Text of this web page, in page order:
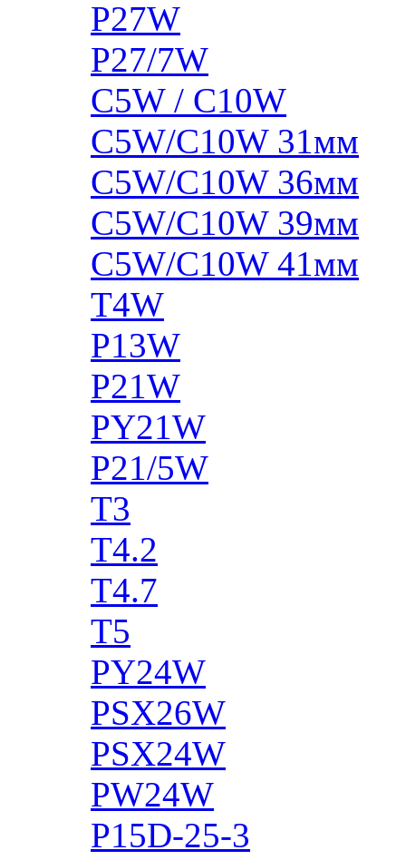
P27W
P27/7W
C5W / C10W
C5W/C10W 31мм
C5W/C10W 36мм
C5W/C10W 39мм
C5W/C10W 41мм
T4W
P13W
P21W
PY21W
P21/5W
T3
T4.2
T4.7
T5
PY24W
PSX26W
PSX24W
PW24W
P15D-25-3